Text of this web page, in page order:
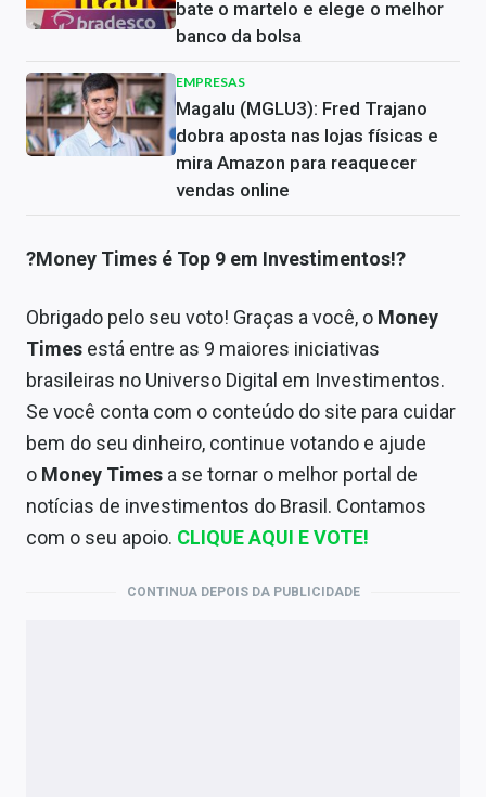
bate o martelo e elege o melhor
banco da bolsa
EMPRESAS
Magalu (MGLU3): Fred Trajano
dobra aposta nas lojas físicas e
mira Amazon para reaquecer
vendas online
?Money Times é Top 9 em Investimentos!?
Obrigado pelo seu voto! Graças a você, o Money
Times está entre as 9 maiores iniciativas
brasileiras no Universo Digital em Investimentos.
Se você conta com o conteúdo do site para cuidar
bem do seu dinheiro, continue votando e ajude
o Money Times a se tornar o melhor portal de
notícias de investimentos do Brasil. Contamos
com o seu apoio. CLIQUE AQUI E VOTE!
CONTINUA DEPOIS DA PUBLICIDADE